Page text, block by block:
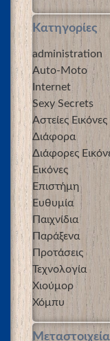
Kατηγορίες
administration
Auto-Moto
Internet
Sexy Secrets
Αστείες Εικόνες
Διάφορα
Διάφορες
Εικόνες
Επιστήμη
Ευθυμία
Παιχνίδια
Παράξενα
Προτάσεις
Τεχνολογία
Χιούμορ
Χόμπυ
Μεταστοιχεία